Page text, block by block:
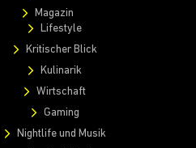
Magazin
Lifestyle
Kritischer Blick
Kulinarik
Wirtschaft
Gaming
Nightlife und Musik